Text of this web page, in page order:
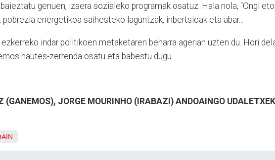
genuen, izaera sozialeko programak osatuz. Hala nola, “Ongi
pobrezia energetikoa saihesteko laguntzak, inbertsioak eta abar...
indar politikoen metaketaren beharra agerian uzten du. Hori
hautes-zerrenda osatu eta babestu dugu.
(GANEMOS), JORGE MOURINHO (IRABAZI) ANDOAINGO